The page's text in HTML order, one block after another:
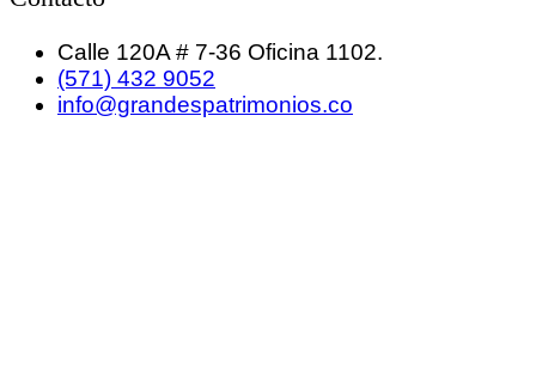
Calle 120A # 7-36 Oficina 1102.
(571) 432 9052
info@grandespatrimonios.co